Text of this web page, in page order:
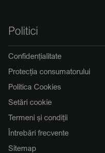
Politici
Confidențialitate
Protecția consumatorului
Politica Cookies
Setări cookie
Termeni și condiții
Întrebări frecvente
Sitemap